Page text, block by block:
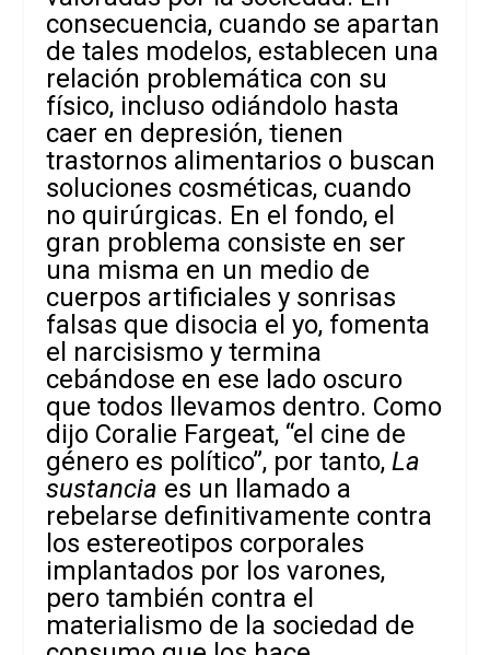
consecuencia, cuando se apartan
de tales modelos, establecen una
relación problemática con su
físico, incluso odiándolo hasta
caer en depresión, tienen
trastornos alimentarios o buscan
soluciones cosméticas, cuando
no quirúrgicas. En el fondo, el
gran problema consiste en ser
una misma en un medio de
cuerpos artificiales y sonrisas
falsas que disocia el yo, fomenta
el narcisismo y termina
cebándose en ese lado oscuro
que todos llevamos dentro. Como
dijo Coralie Fargeat, “el cine de
género es político”, por tanto,La
sustancia es un llamado a
rebelarse definitivamente contra
los estereotipos corporales
implantados por los varones,
pero también contra el
materialismo de la sociedad de